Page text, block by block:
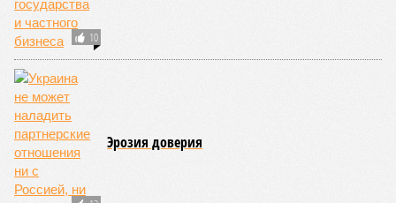
В общем, недаром события 1931-го находятся на первом
месте в списке самых смертоносных стихийных бедствий,
когда-либо происходивших на планете. Число
пострадавших в тот год достигло 53 млн человек, число
погибших, по некоторым оценкам, составило 4 миллиона.
Впрочем, для Китая подобное не в новинку. Так, в сентябре
1887 года вода прорвала многочисленные дамбы на реке
Хуанхэ и быстро залила почти весь Северный Китай, так
как местность там довольно низменная, и потоп просто не
встречал препятствий на своём пути, уничтожая деревни и
целые города. Водой залило 130 тыс. квадратных